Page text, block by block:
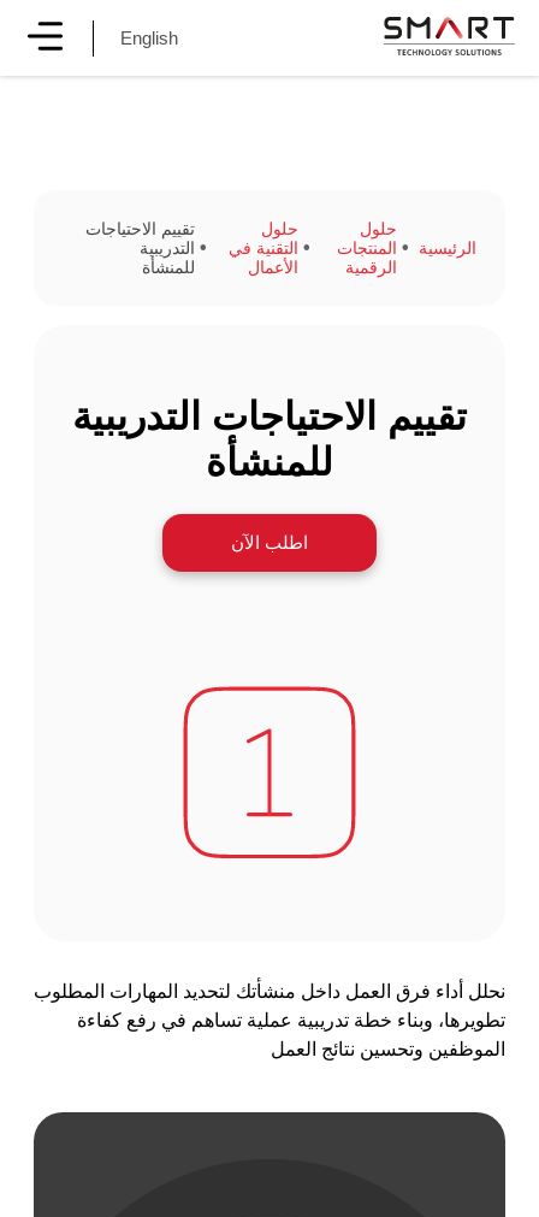
English
الرئيسية
حلول
المنتجات
الرقمية
حلول
التقنية في
الأعمال
تقييم الاحتياجات
التدريبية
للمنشأة
تقييم الاحتياجات التدريبية
للمنشأة
اطلب الآن
نحلل أداء فرق العمل داخل منشأتك لتحديد المهارات المطلوب
تطويرها، وبناء خطة تدريبية عملية تساهم في رفع كفاءة
الموظفين وتحسين نتائج العمل